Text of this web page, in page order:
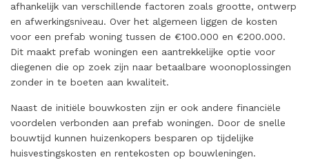
afhankelijk van verschillende factoren zoals grootte, ontwerp
en afwerkingsniveau. Over het algemeen liggen de kosten
voor een prefab woning tussen de €100.000 en €200.000.
Dit maakt prefab woningen een aantrekkelijke optie voor
diegenen die op zoek zijn naar betaalbare woonoplossingen
zonder in te boeten aan kwaliteit.
Naast de initiële bouwkosten zijn er ook andere financiële
voordelen verbonden aan prefab woningen. Door de snelle
bouwtijd kunnen huizenkopers besparen op tijdelijke
huisvestingskosten en rentekosten op bouwleningen.